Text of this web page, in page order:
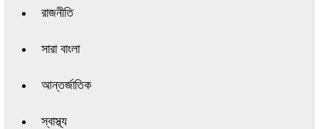
রাজনীতি
সারা বাংলা
আন্তর্জাতিক
স্বাস্থ্য